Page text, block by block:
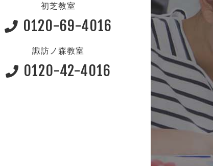
初芝教室
0120-69-4016
諏訪ノ森教室
0120-42-4016